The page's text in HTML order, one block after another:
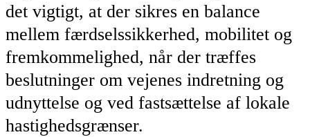
det vigtigt, at der sikres en balance
mellem færdselssikkerhed, mobilitet og
fremkommelighed, når der træffes
beslutninger om vejenes indretning og
udnyttelse og ved fastsættelse af lokale
hastighedsgrænser.